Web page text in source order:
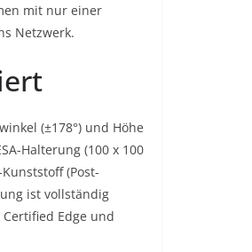
mit nur einer
Netzwerk.
(±178°) und Höhe
Halterung (100 x 100
(Post-
ist vollständig
Certified Edge und